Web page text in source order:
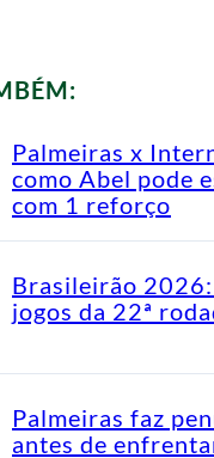
Palmeiras x
como Abel pode
com 1 reforço
Brasileirão
jogos da 22ª
Palmeiras faz
antes de